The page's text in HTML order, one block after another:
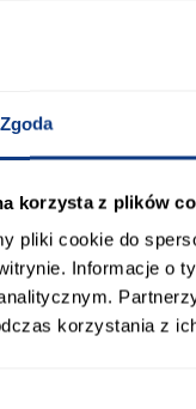
Zgoda
korzysta z plików
pliki cookie do
Informacje o
korzystania z
o solidnym
techniczne
cm
czarny
artisan
połysk
mat
płyta wiórowa
płyta wiórowa